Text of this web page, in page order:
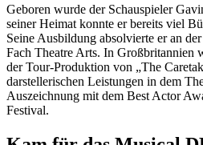
Geboren wurde der Schauspieler
seiner Heimat konnte er bereits viel
Seine Ausbildung absolvierte er an
Fach Theatre Arts. In Großbritannien
der Tour-Produktion von „The
darstellerischen Leistungen in dem
Auszeichnung mit dem Best Actor
Festival.